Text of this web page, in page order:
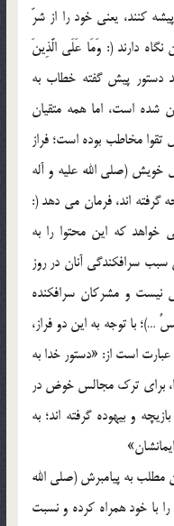
کنند، يعني خود را از شرّ
دارند (: وَمَا عَلَى الَّذِينَ
دستور پيش گفته خطاب به
شده است، اما همه متقيان
تقوا مخاطب بوده است؛ فراز
رسول خويش (صلي الله عليه و آله
گرفته اند، فرمان مي دهد (:
خواهد که اين محتوا را به
سبب سرافکندگي آنان در روز
و مشرکان سرافکنده
با توجه به اين دو فراز،
است از: «دستور خدا به
براي ترک مجالس خوض در
و بيهوده گرفته اند؛ به
به پيامبرش (صلي الله
با خود همراه کرده و نسبت